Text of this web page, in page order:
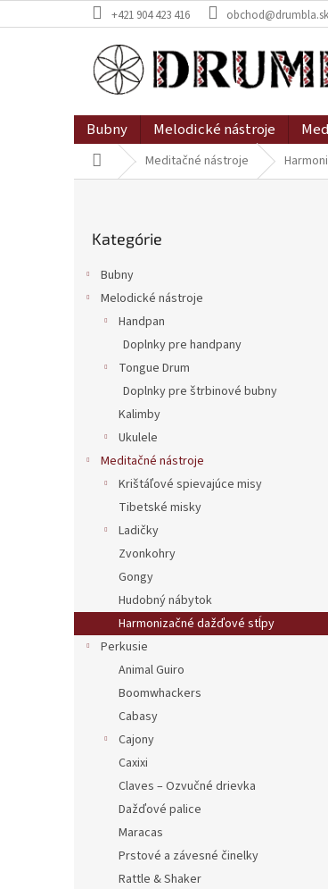
na
+421 904 423 416 obchod@drumbla.sk
Bubny Melodické nástroje
DomovMeditačné nástroje
kategórie
Kategórie
Bubny
Melodické nástroje
Handpan
Doplnky pre handpany
Tongue Drum
Doplnky pre štrbinové bubny
Kalimby
Ukulele
Meditačné nástroje
Krištáľové spievajúce misy
Tibetské misky
Ladičky
Zvonkohry
Gongy
Hudobný nábytok
Harmonizačné dažďové stĺpy
Perkusie
Animal Guiro
Boomwhackers
Cabasy
Cajony
Caxixi
Claves – Ozvučné drievka
Dažďové palice
Maracas
Prstové a závesné činelky
Rattle & Shaker